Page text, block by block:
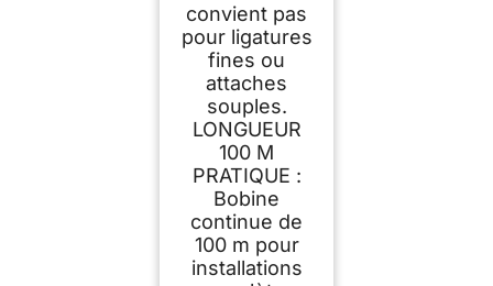
convient pas
pour ligatures
fines ou
attaches
souples.
LONGUEUR
100 M
PRATIQUE :
Bobine
continue de
100 m pour
installations